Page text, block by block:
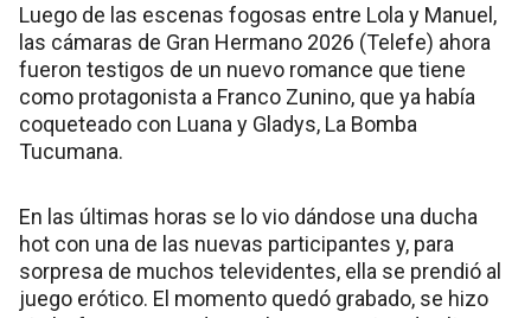
Luego de las escenas fogosas entre Lola y Manuel,
las cámaras de Gran Hermano 2026 (Telefe) ahora
fueron testigos de un nuevo romance que tiene
como protagonista a Franco Zunino, que ya había
coqueteado con Luana y Gladys, La Bomba
Tucumana.
En las últimas horas se lo vio dándose una ducha
hot con una de las nuevas participantes y, para
sorpresa de muchos televidentes, ella se prendió al
juego erótico. El momento quedó grabado, se hizo